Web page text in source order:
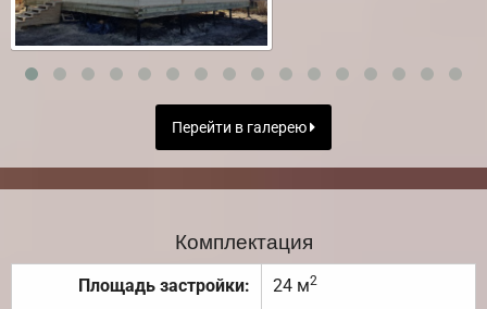
Перейти в галерею
Комплектация
Площадь застройки: 24 м2